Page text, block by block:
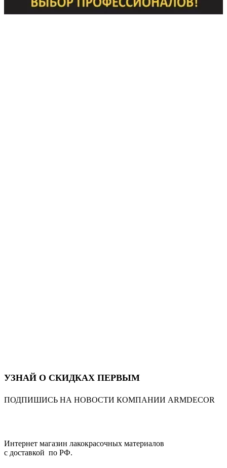
УЗНАЙ О СКИДКАХ ПЕРВЫМ
ПОДПИШИСЬ НА НОВОСТИ КОМПАНИИ ARMDECOR
Интернет магазин лакокрасочных материалов
с доставкой по РФ.